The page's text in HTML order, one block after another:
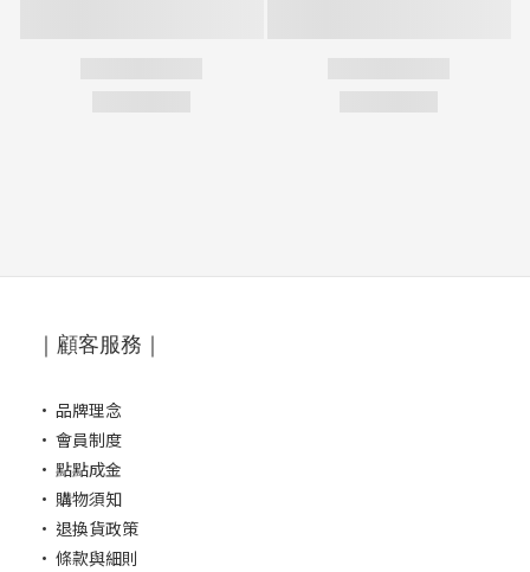
｜顧客服務｜
· 品牌理念
· 會員制度
· 點點成金
· 購物須知
· 退換貨政策
· 條款與細則